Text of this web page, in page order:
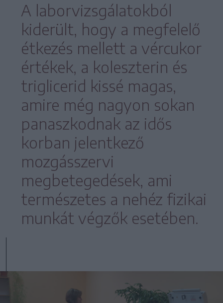
A laborvizsgálatokból
kiderült, hogy a megfelelő
étkezés mellett a vércukor
értékek, a koleszterin és
triglicerid kissé magas,
amire még nagyon sokan
panaszkodnak az idős
korban jelentkező
mozgásszervi
megbetegedések, ami
természetes a nehéz fizikai
munkát végzők esetében.